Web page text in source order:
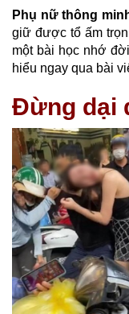
Phụ nữ thông
giữ được tổ ấm
một bài học nhớ
hiểu ngay qua bài
Đừng dại